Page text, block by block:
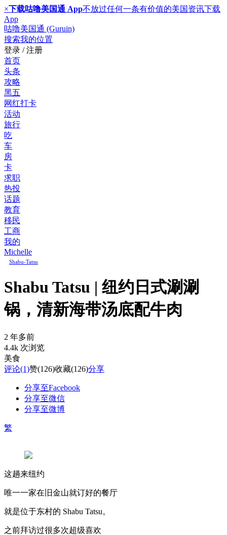
×下载咕噜美国通 App不放过任何一条有价值的美国资讯下载
App
咕噜美国通 (Guruin)
搜索我的位置
登录 / 注册
首页
头条
攻略
黑五
网红打卡
活动
旅行
吃
车
房
卡
求职
热投
话题
教育
移民
工商
我的
Michelle
Shabu-Tatsu
Shabu Tatsu | 纽约日式涮涮
锅，清新海带汤底配牛肉
2 年多前
4.4k 次浏览
美食
评论(1)赞(126)收藏(126)分享
分享至Facebook
分享至微信
分享至微博
繁
这趟来纽约
唯一一家在旧金山就订好的餐厅
就是位于东村的 Shabu Tatsu。
之前拜访过很多次超级喜欢